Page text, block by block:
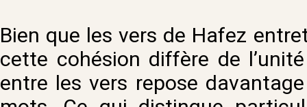
Bien que les vers de Hafez
cette cohésion diffère de
entre les vers repose